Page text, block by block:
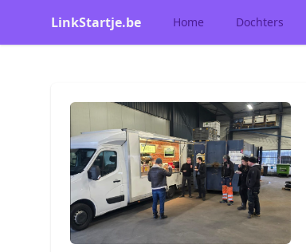
LinkStartje.be Home Dochters